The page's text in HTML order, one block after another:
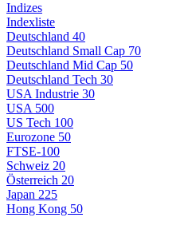
Indizes
Indexliste
Deutschland 40
Deutschland Small Cap 70
Deutschland Mid Cap 50
Deutschland Tech 30
USA Industrie 30
USA 500
US Tech 100
Eurozone 50
FTSE-100
Schweiz 20
Österreich 20
Japan 225
Hong Kong 50